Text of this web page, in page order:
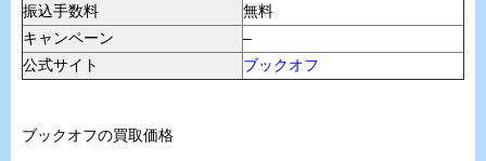
振込手数料
無料
キャンペーン
–
公式サイト
ブックオフ
ブックオフの買取価格